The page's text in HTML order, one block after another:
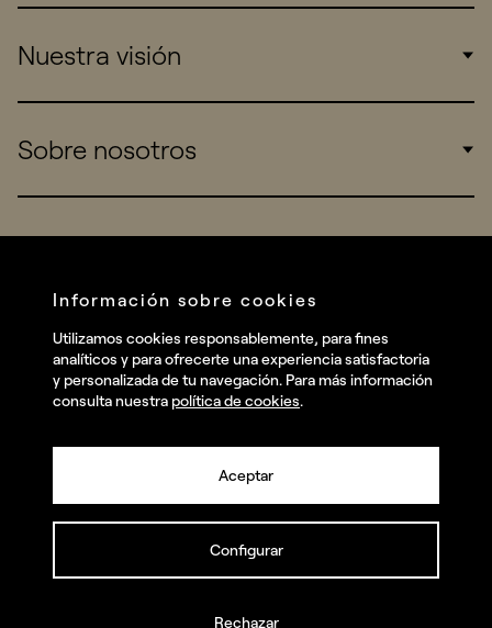
Consumers
Startups
Nuestra visión
Work
Sobre nosotros
Talent
Contact
Instagram
Facebook
© summa.es Todos los derechos reservados.
Información sobre cookies
Utilizamos cookies responsablemente, para fines
analíticos y para ofrecerte una experiencia satisfactoria
y personalizada de tu navegación. Para más información
consulta nuestra política de cookies.
Aceptar
Configurar
Rechazar